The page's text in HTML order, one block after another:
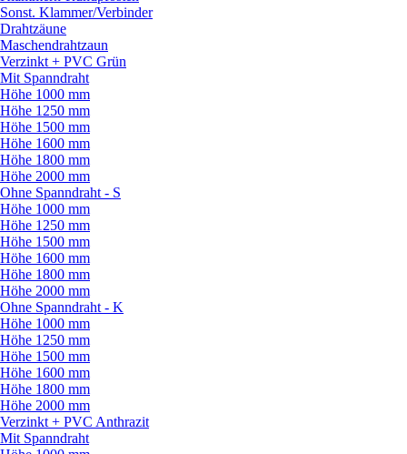
Sonst. Klammer/Verbinder
Drahtzäune
Maschendrahtzaun
Verzinkt + PVC Grün
Mit Spanndraht
Höhe 1000 mm
Höhe 1250 mm
Höhe 1500 mm
Höhe 1600 mm
Höhe 1800 mm
Höhe 2000 mm
Ohne Spanndraht - S
Höhe 1000 mm
Höhe 1250 mm
Höhe 1500 mm
Höhe 1600 mm
Höhe 1800 mm
Höhe 2000 mm
Ohne Spanndraht - K
Höhe 1000 mm
Höhe 1250 mm
Höhe 1500 mm
Höhe 1600 mm
Höhe 1800 mm
Höhe 2000 mm
Verzinkt + PVC Anthrazit
Mit Spanndraht